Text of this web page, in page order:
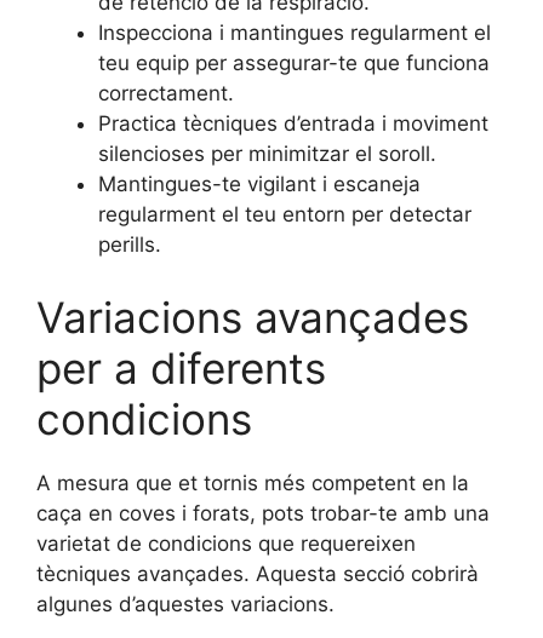
Inspecciona i mantingues regularment el
teu equip per assegurar-te que funciona
correctament.
Practica tècniques d’entrada i moviment
silencioses per minimitzar el soroll.
Mantingues-te vigilant i escaneja
regularment el teu entorn per detectar
perills.
Variacions avançades
per a diferents
condicions
A mesura que et tornis més competent en la
caça en coves i forats, pots trobar-te amb una
varietat de condicions que requereixen
tècniques avançades. Aquesta secció cobrirà
algunes d’aquestes variacions.